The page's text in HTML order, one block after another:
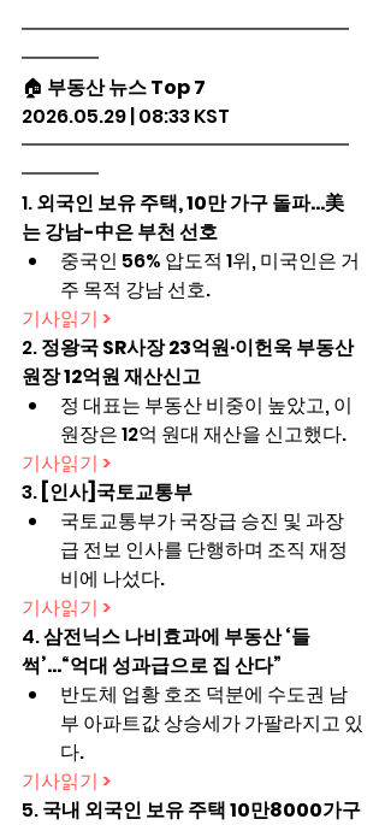
━━━━━━━━━━━━━━━━━
━━━━
🏠 부동산 뉴스 Top 7
2026.05.29 | 08:33 KST
━━━━━━━━━━━━━━━━━
━━━━
1. 외국인 보유 주택, 10만 가구 돌파…美
는 강남-中은 부천 선호
중국인 56% 압도적 1위, 미국인은 거
주 목적 강남 선호.
기사읽기 >
2. 정왕국 SR사장 23억원·이헌욱 부동산
원장 12억원 재산신고
정 대표는 부동산 비중이 높았고, 이
원장은 12억 원대 재산을 신고했다.
기사읽기 >
3. [인사]국토교통부
국토교통부가 국장급 승진 및 과장
급 전보 인사를 단행하며 조직 재정
비에 나섰다.
기사읽기 >
4. 삼전닉스 나비효과에 부동산 ‘들
썩’...“억대 성과급으로 집 산다”
반도체 업황 호조 덕분에 수도권 남
부 아파트값 상승세가 가팔라지고 있
다.
기사읽기 >
5. 국내 외국인 보유 주택 10만8000가구